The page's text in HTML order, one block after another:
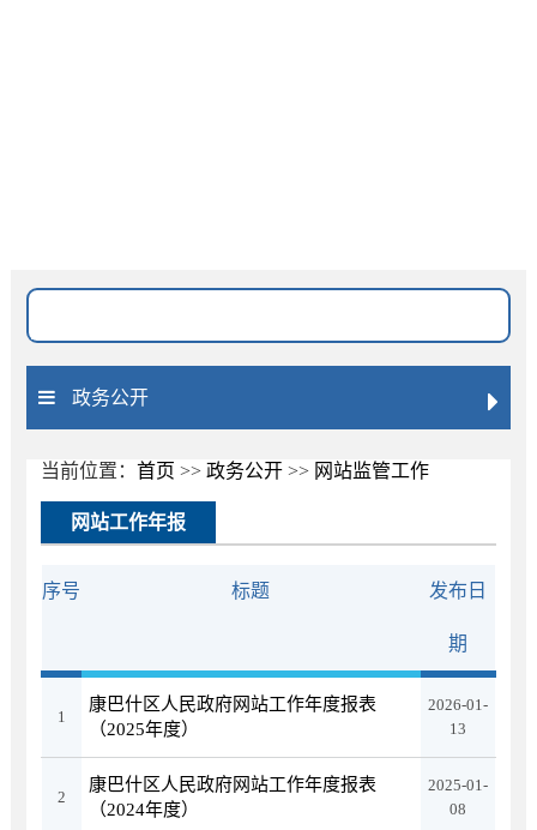
匹配度
精准 升序
政务公开
当前位置： 首页 >> 政务公开>> 网站监管工作
网站工作年报
序号 标题 发布日
期
1
康巴什区人民政府网站工作年度报表
（2025年度）
2026-01-
13
2
康巴什区人民政府网站工作年度报表
（2024年度）
2025-01-
08